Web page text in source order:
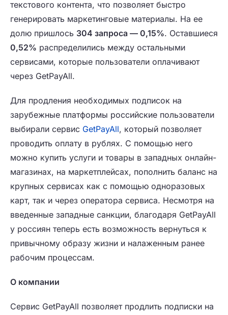
текстового контента, что позволяет быстро
генерировать маркетинговые материалы. На ее
долю пришлось 304 запроса — 0,15%. Оставшиеся
0,52% распределились между остальными
сервисами, которые пользователи оплачивают
через GetPayAll.
Для продления необходимых подписок на
зарубежные платформы российские пользователи
выбирали сервис GetPayAll, который позволяет
проводить оплату в рублях. С помощью него
можно купить услуги и товары в западных онлайн-
магазинах, на маркетплейсах, пополнить баланс на
крупных сервисах как с помощью одноразовых
карт, так и через оператора сервиса. Несмотря на
введенные западные санкции, благодаря GetPayAll
у россиян теперь есть возможность вернуться к
привычному образу жизни и налаженным ранее
рабочим процессам.
О компании
Сервис GetPayAll позволяет продлить подписки на